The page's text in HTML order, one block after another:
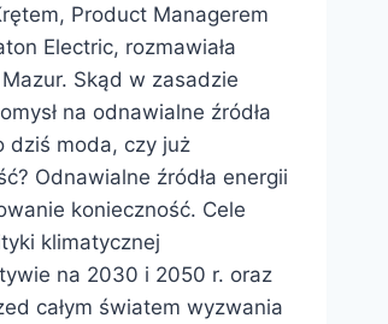
Product Managerem
Electric, rozmawiała
Skąd w zasadzie
na odnawialne źródła
dziś moda, czy już
Odnawialne źródła energii
konieczność. Cele
klimatycznej
na 2030 i 2050 r. oraz
całym światem wyzwania